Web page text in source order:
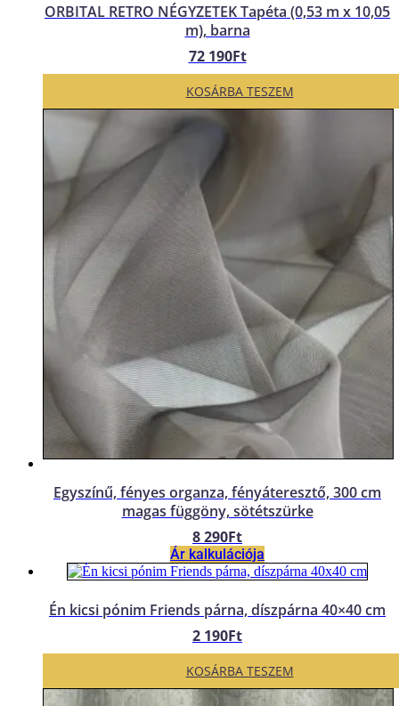
ORBITAL RETRO NÉGYZETEK Tapéta (0,53 m x 10,05
m), barna
72 190Ft
KOSÁRBA TESZEM
Egyszínű, fényes organza, fényáteresztő, 300 cm
magas függöny, sötétszürke
8 290Ft
Ár kalkulációja
Én kicsi pónim Friends párna, díszpárna 40×40 cm
2 190Ft
KOSÁRBA TESZEM